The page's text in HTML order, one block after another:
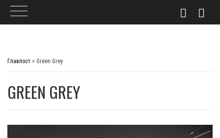
Главпост > Green Grey
GREEN GREY